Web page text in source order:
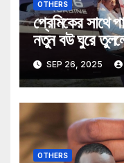
OTHERS
প্রেমিকের সাথে
নতুন বউ ঘুরে
SEP 26, 2025
OTHERS